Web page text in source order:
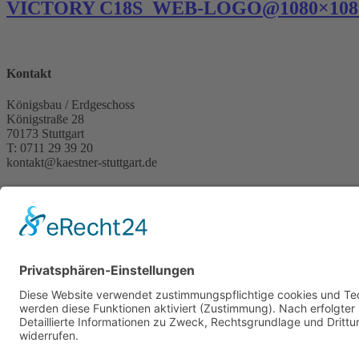
VICTORY C18S_WEB-
Kontakt
Königsbau / Erdgeschoss
Königstraße 28
70173 Stuttgart
T: 0711 29 39 20
kontakt@kaestner-stuttgart.de
Montag bis Samstag:
10:00 Uhr – 19:00 Uhr
Pflichtangaben
Impressum
Datenschutzerklärung
Kontakt